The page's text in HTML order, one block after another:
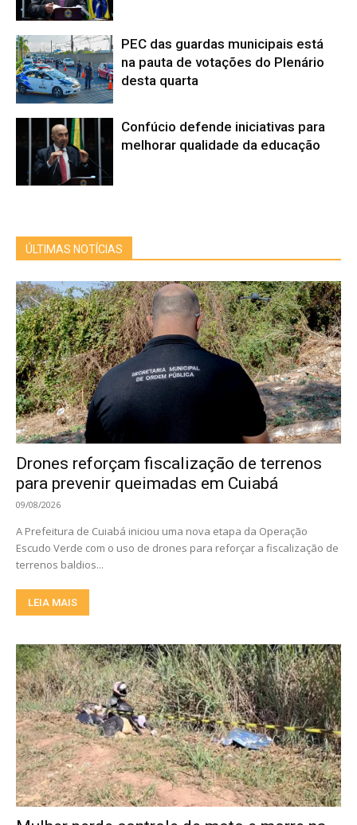
PEC das guardas municipais está
na pauta de votações do Plenário
desta quarta
Confúcio defende iniciativas para
melhorar qualidade da educação
ÚLTIMAS NOTÍCIAS
Drones reforçam fiscalização de terrenos
para prevenir queimadas em Cuiabá
09/08/2026
A Prefeitura de Cuiabá iniciou uma nova etapa da Operação
Escudo Verde com o uso de drones para reforçar a fiscalização de
terrenos baldios...
LEIA MAIS